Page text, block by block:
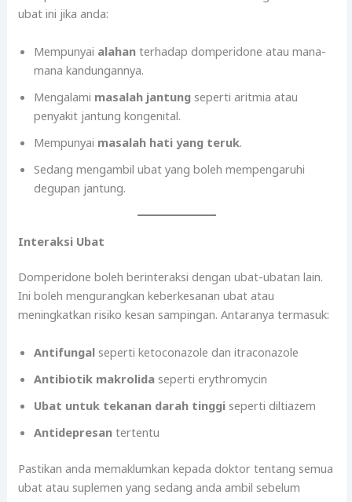
ubat ini jika anda:
Mempunyai alahan terhadap domperidone atau mana-
mana kandungannya.
Mengalami masalah jantung seperti aritmia atau
penyakit jantung kongenital.
Mempunyai masalah hati yang teruk.
Sedang mengambil ubat yang boleh mempengaruhi
degupan jantung.
Interaksi Ubat
Domperidone boleh berinteraksi dengan ubat-ubatan lain.
Ini boleh mengurangkan keberkesanan ubat atau
meningkatkan risiko kesan sampingan. Antaranya termasuk:
Antifungal seperti ketoconazole dan itraconazole
Antibiotik makrolida seperti erythromycin
Ubat untuk tekanan darah tinggi seperti diltiazem
Antidepresan tertentu
Pastikan anda memaklumkan kepada doktor tentang semua
ubat atau suplemen yang sedang anda ambil sebelum